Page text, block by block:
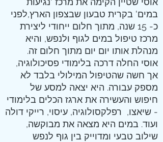
במים' בקרית טבעון שבצפון הארץ,לפני
כ- 15 שנה, מתוך חלום ייחודי ליצירת
מרכז טיפול במים לגוף ולנפש, והיא
מנהלת אותו יום יום מתוך חלום זה.
אוסי החלה דרכה בלימודי פסיכולוגיה,
אך חשה שהטיפול המילולי בלבד לא
מספק עבורה. היא יצאה למסע של
חיפוש והעשירה את ארגז הכלים בלימודי
- שיאצו, רפלקסולוגיה, עיסוי, רייקי דולה
ועוד. במים היא מצאה את מבוקשה,
שילוב טבעי ומדוייק בין גוף לנפש